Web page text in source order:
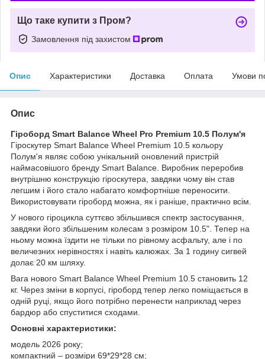
Що таке купити з Пром?
Замовлення під захистом
Опис Характеристики Доставка Оплата Умови
Опис
Гіроборд Smart Balance Wheel Pro Premium 10.5 Полум'я
Гіроскутер Smart Balance Wheel Premium 10.5 кольору
Полум'я являє собою унікальний оновлений пристрій
наймасовішого бренду Smart Balance. Виробник переробив
внутрішню конструкцію гіроскутера, завдяки чому він став
легшим і його стало набагато комфортніше переносити.
Використовувати гіроборд можна, як і раніше, практично всім.
У нового гіроцикла суттєво збільшився спектр застосування,
завдяки його збільшеним колесам з розміром 10.5". Тепер на
ньому можна їздити не тільки по рівному асфальту, але і по
величезних нерівностях і навіть калюжах. За 1 годину сигвей
долає 20 км шляху.
Вага нового Smart Balance Wheel Premium 10.5 становить 12
кг. Через зміни в корпусі, гіроборд тепер легко поміщається в
одній руці, якщо його потрібно перенести наприклад через
бардюр або спуститися сходами.
Основні характеристики:
модель 2026 року;
компактний – розміри 69*29*28 см;